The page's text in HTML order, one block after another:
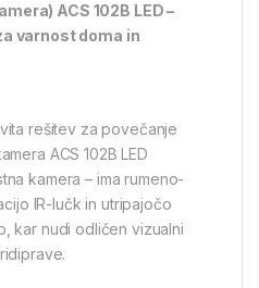
ACS 102B LED –
varnost doma in
rešitev za povečanje
ACS 102B LED
kamera – ima rumeno-
IR-lučk in utripajočo
kar nudi odličen vizualni